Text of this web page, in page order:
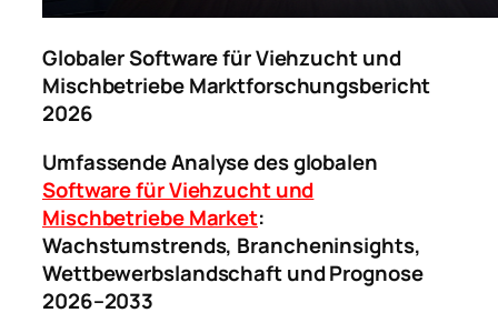
Globaler Software für Viehzucht und
Mischbetriebe Marktforschungsbericht
2026
Umfassende Analyse des globalen
Software für Viehzucht und
Mischbetriebe Market:
Wachstumstrends, Brancheninsights,
Wettbewerbslandschaft und Prognose
2026–2033